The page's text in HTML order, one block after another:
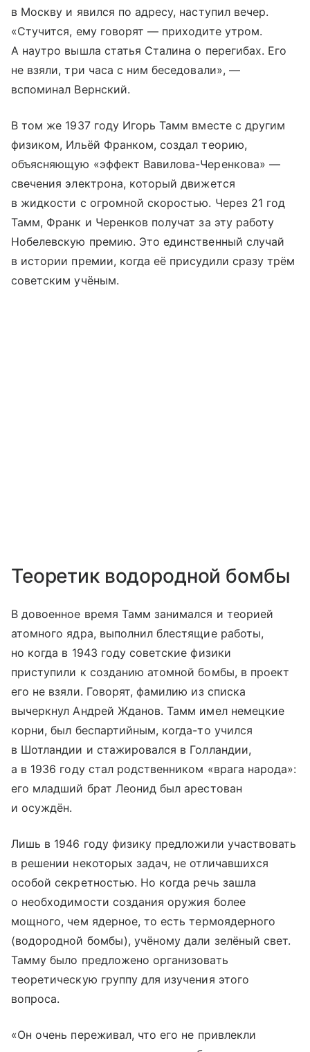
в Москву и явился по адресу, наступил вечер.
«Стучится, ему говорят — приходите утром.
А наутро вышла статья Сталина о перегибах. Его
не взяли, три часа с ним беседовали», —
вспоминал Вернский.
В том же 1937 году Игорь Тамм вместе с другим
физиком, Ильёй Франком, создал теорию,
объясняющую «эффект Вавилова-Черенкова» —
свечения электрона, который движется
в жидкости с огромной скоростью. Через 21 год
Тамм, Франк и Черенков получат за эту работу
Нобелевскую премию. Это единственный случай
в истории премии, когда её присудили сразу трём
советским учёным.
Теоретик водородной бомбы
В довоенное время Тамм занимался и теорией
атомного ядра, выполнил блестящие работы,
но когда в 1943 году советские физики
приступили к созданию атомной бомбы, в проект
его не взяли. Говорят, фамилию из списка
вычеркнул Андрей Жданов. Тамм имел немецкие
корни, был беспартийным, когда-то учился
в Шотландии и стажировался в Голландии,
а в 1936 году стал родственником «врага народа»:
его младший брат Леонид был арестован
и осуждён.
Лишь в 1946 году физику предложили участвовать
в решении некоторых задач, не отличавшихся
особой секретностью. Но когда речь зашла
о необходимости создания оружия более
мощного, чем ядерное, то есть термоядерного
(водородной бомбы), учёному дали зелёный свет.
Тамму было предложено организовать
теоретическую группу для изучения этого
вопроса.
«Он очень переживал, что его не привлекли